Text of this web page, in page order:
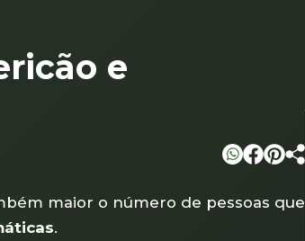
e
maior o número de pessoas que
.